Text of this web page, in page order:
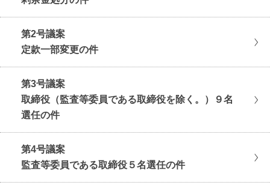
第2号議案
定款一部変更の件
第3号議案
取締役（監査等委員である取締役を除く。）９名
選任の件
第4号議案
監査等委員である取締役５名選任の件